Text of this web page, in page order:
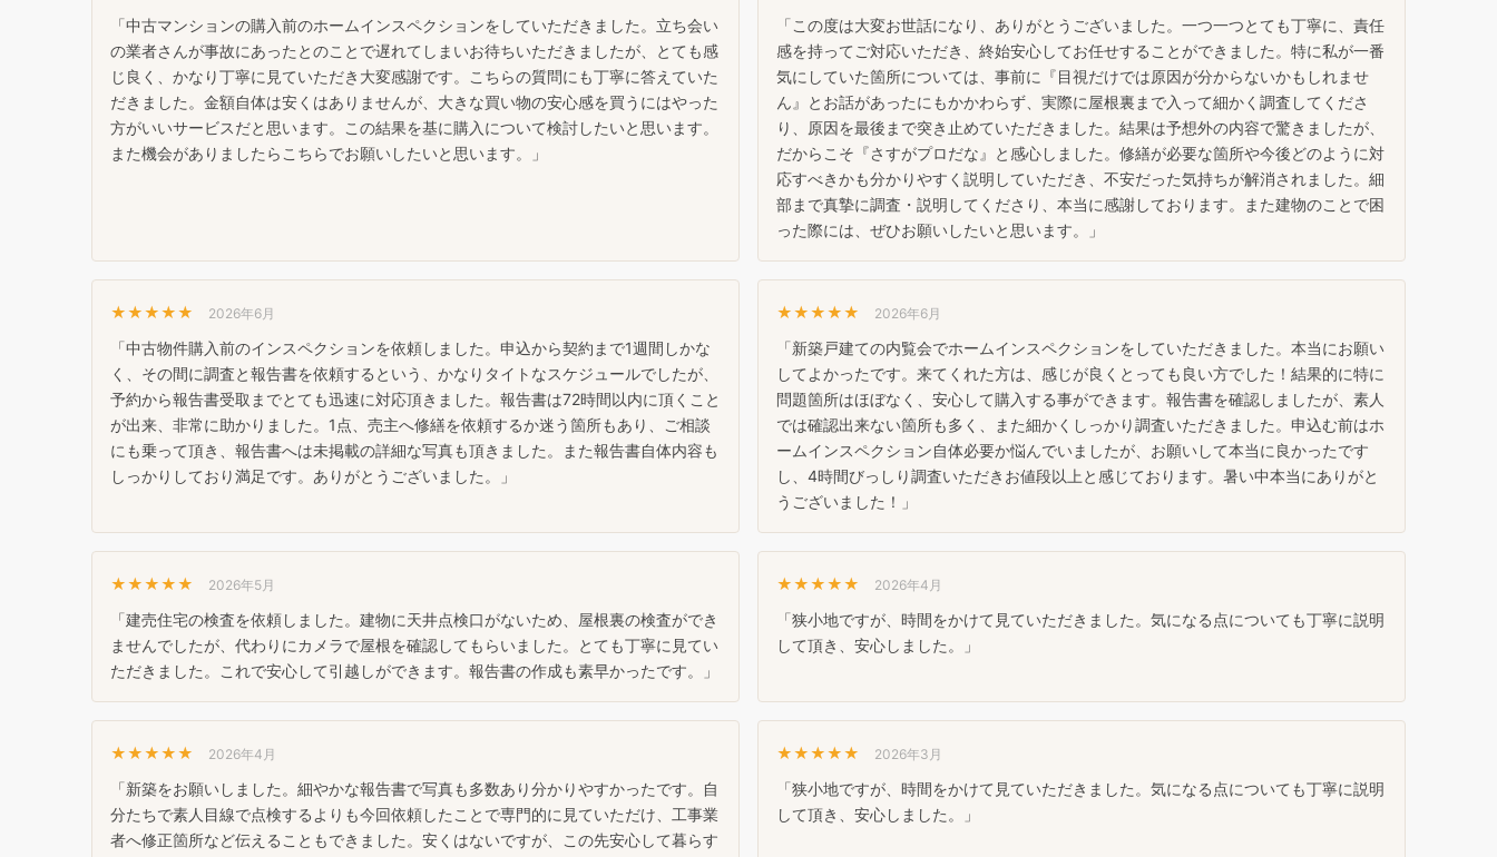
「中古マンションの購入前のホームインスペクションをしていただきました。立ち会い
の業者さんが事故にあったとのことで遅れてしまいお待ちいただきましたが、とても感
じ良く、かなり丁寧に見ていただき大変感謝です。こちらの質問にも丁寧に答えていた
だきました。金額自体は安くはありませんが、大きな買い物の安心感を買うにはやった
方がいいサービスだと思います。この結果を基に購入について検討したいと思います。
また機会がありましたらこちらでお願いしたいと思います。」
「この度は大変お世話になり、ありがとうございました。一つ一つとても丁寧に、責任
感を持ってご対応いただき、終始安心してお任せすることができました。特に私が一番
気にしていた箇所については、事前に『目視だけでは原因が分からないかもしれませ
ん』とお話があったにもかかわらず、実際に屋根裏まで入って細かく調査してくださ
り、原因を最後まで突き止めていただきました。結果は予想外の内容で驚きましたが、
だからこそ『さすがプロだな』と感心しました。修繕が必要な箇所や今後どのように対
応すべきかも分かりやすく説明していただき、不安だった気持ちが解消されました。細
部まで真摯に調査・説明してくださり、本当に感謝しております。また建物のことで困
った際には、ぜひお願いしたいと思います。」
★★★★★ 2026年6月
「中古物件購入前のインスペクションを依頼しました。申込から契約まで1週間しかな
く、その間に調査と報告書を依頼するという、かなりタイトなスケジュールでしたが、
予約から報告書受取までとても迅速に対応頂きました。報告書は72時間以内に頂くこと
が出来、非常に助かりました。1点、売主へ修繕を依頼するか迷う箇所もあり、ご相談
にも乗って頂き、報告書へは未掲載の詳細な写真も頂きました。また報告書自体内容も
しっかりしており満足です。ありがとうございました。」
★★★★★ 2026年6月
「新築戸建ての内覧会でホームインスペクションをしていただきました。本当にお願い
してよかったです。来てくれた方は、感じが良くとっても良い方でした！結果的に特に
問題箇所はほぼなく、安心して購入する事ができます。報告書を確認しましたが、素人
では確認出来ない箇所も多く、また細かくしっかり調査いただきました。申込む前はホ
ームインスペクション自体必要か悩んでいましたが、お願いして本当に良かったです
し、4時間びっしり調査いただきお値段以上と感じております。暑い中本当にありがと
うございました！」
★★★★★ 2026年5月
「建売住宅の検査を依頼しました。建物に天井点検口がないため、屋根裏の検査ができ
ませんでしたが、代わりにカメラで屋根を確認してもらいました。とても丁寧に見てい
ただきました。これで安心して引越しができます。報告書の作成も素早かったです。」
★★★★★ 2026年4月
「狭小地ですが、時間をかけて見ていただきました。気になる点についても丁寧に説明
して頂き、安心しました。」
★★★★★ 2026年4月
「新築をお願いしました。細やかな報告書で写真も多数あり分かりやすかったです。自
分たちで素人目線で点検するよりも今回依頼したことで専門的に見ていただけ、工事業
者へ修正箇所など伝えることもできました。安くはないですが、この先安心して暮らす
★★★★★ 2026年3月
「狭小地ですが、時間をかけて見ていただきました。気になる点についても丁寧に説明
して頂き、安心しました。」